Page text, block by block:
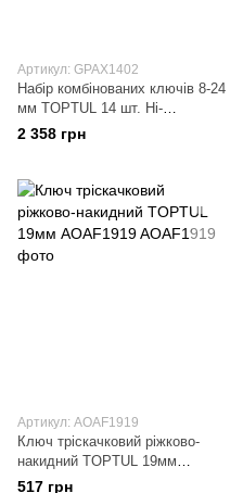
Артикул: GPAX1402
Набір комбінованих ключів 8-24
мм TOPTUL 14 шт. Hi-
Performance GPAX1402
2 358 грн
Артикул: AOAF1919
Ключ тріскачковий ріжково-
накидний TOPTUL 19мм
AOAF1919
517 грн